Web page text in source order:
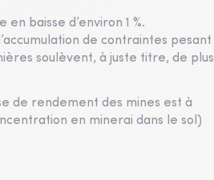
baisse d’environ 1 %.
de contraintes pesant
soulèvent, à juste titre, de plus
de rendement des mines est à
en minerai dans le sol)